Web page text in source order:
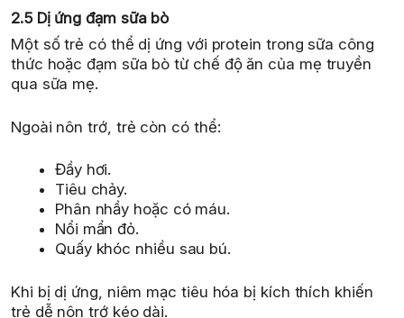
2.5 Dị ứng đạm sữa bò
Một số trẻ có thể dị ứng với protein trong sữa công
thức hoặc đạm sữa bò từ chế độ ăn của mẹ truyền
qua sữa mẹ.
Ngoài nôn trớ, trẻ còn có thể:
Đầy hơi.
Tiêu chảy.
Phân nhầy hoặc có máu.
Nổi mẩn đỏ.
Quấy khóc nhiều sau bú.
Khi bị dị ứng, niêm mạc tiêu hóa bị kích thích khiến
trẻ dễ nôn trớ kéo dài.